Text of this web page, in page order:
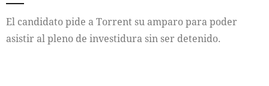
Cultura
El candidato pide a Torrent su amparo para poder
asistir al pleno de investidura sin ser detenido.